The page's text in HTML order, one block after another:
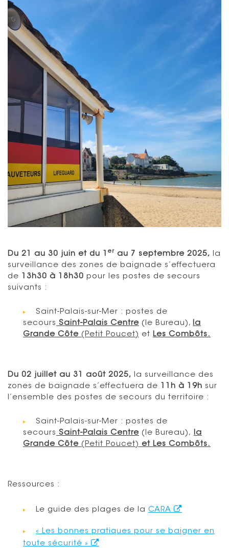
Du 21 au 30 juin et du 1 er au 7 septembre 2025, la
surveillance des zones de baignade s’effectuera
de
13h30 à 18h30 pour les postes de secours
suivants :
Saint-Palais-sur-Mer : postes de
secours Saint-Palais Centre (le Bureau),
la
Grande Côte (Petit Poucet) et Les Combôts.
Du 02 juillet au 31 août 2025, la surveillance des
zones de baignade s’effectuera de
11h à 19h sur
l’ensemble des postes de secours du territoire :
Saint-Palais-sur-Mer : postes de
secours Saint-Palais Centre (le Bureau),
la
Grande Côte (Petit Poucet) et Les Combôts.
Ressources :
Le guide des plages de la CARA
« Les bonnes pratiques pour se baigner en
toute sécurité »